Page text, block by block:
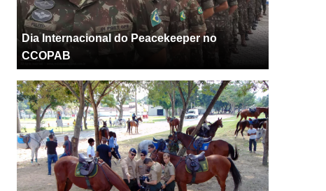
Dia Internacional do Peacekeeper no
CCOPAB